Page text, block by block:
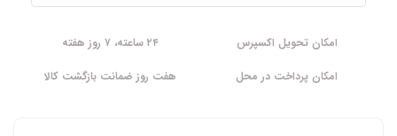
امکان تحویل اکسپرس
۲۴ ساعته، ۷ روز هفته
امکان پرداخت در محل
هفت روز ضمانت بازگشت کالا